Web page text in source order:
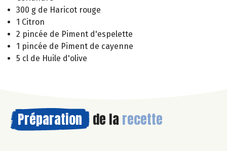
300 g de Haricot rouge
1 Citron
2 pincée de Piment d'espelette
1 pincée de Piment de cayenne
5 cl de Huile d'olive
Préparation de la recette